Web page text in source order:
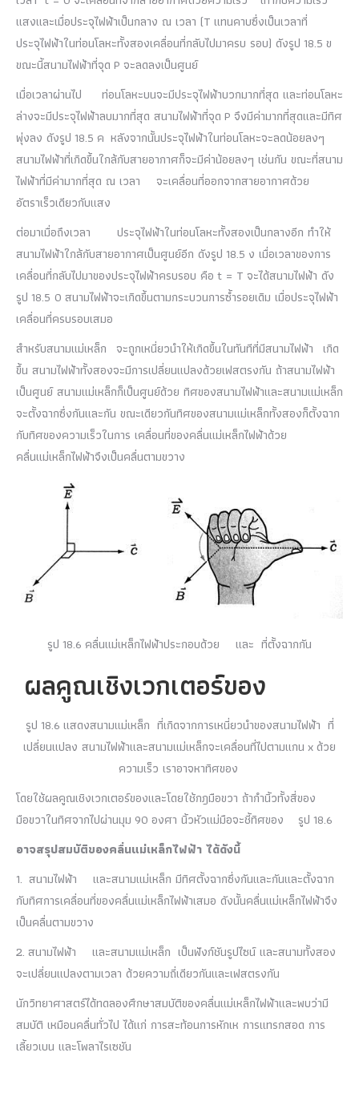
แสงและเมื่อประจุไฟฟ้าเป็นกลาง ณ เวลา (T แทนคาบซึ่งเป็นเวลาที่
ประจุไฟฟ้าในท่อนโลหะทั้งสองเคลื่อนที่กลับไปมาครบ รอบ) ดังรูป 18.5 ข
ขณะนี้สนามไฟฟ้าที่จุด P จะลดลงเป็นศูนย์
เมื่อเวลาผ่านไป
ท่อนโลหะบนจะมีประจุไฟฟ้าบวกมากที่สุด และท่อนโลหะ
ล่างจะมีประจุไฟฟ้าลบมากที่สุด สนามไฟฟ้าที่จุด P จึงมีค่ามากที่สุดและมีทิศ
พุ่งลง ดังรูป 18.5 ค หลังจากนั้นประจุไฟฟ้าในท่อนโลหะจะลดน้อยลงๆ
สนามไฟฟ้าที่เกิดขึ้นใกล้กับสายอากาศก็จะมีค่าน้อยลงๆ เช่นกัน ขณะที่สนาม
ไฟฟ้าที่มีค่ามากที่สุด ณ เวลา
จะเคลื่อนที่ออกจากสายอากาศด้วย
อัตราเร็วเดียวกับแสง
ต่อมาเมื่อถึงเวลา
ประจุไฟฟ้าในท่อนโลหะทั้งสองเป็นกลางอีก ทำให้
สนามไฟฟ้าใกล้กับสายอากาศเป็นศูนย์อีก ดังรูป 18.5 ง เมื่อเวลาของการ
เคลื่อนที่กลับไปมาของประจุไฟฟ้าครบรอบ คือ t = T จะได้สนามไฟฟ้า ดัง
รูป 18.5 0 สนามไฟฟ้าจะเกิดขึ้นตามกระบวนการซ้ำรอยเดิม เมื่อประจุไฟฟ้า
เคลื่อนที่ครบรอบเสมอ
สำหรับสนามแม่เหล็ก จะถูกเหนี่ยวนำให้เกิดขึ้นในทันทีที่มีสนามไฟฟ้า เกิด
ขึ้น สนามไฟฟ้าทั้งสองจะมีการเปลี่ยนแปลงด้วยเฟสตรงกัน ถ้าสนามไฟฟ้า
เป็นศูนย์ สนามแม่เหล็กก็เป็นศูนย์ด้วย ทิศของสนามไฟฟ้าและสนามแม่เหล็ก
จะตั้งฉากซึ่งกันและกัน ขณะเดียวกันทิศของสนามแม่เหล็กทั้งสองก็ตั้งฉาก
กับทิศของความเร็วในการ เคลื่อนที่ของคลื่นแม่เหล็กไฟฟ้าด้วย
คลื่นแม่เหล็กไฟฟ้าจึงเป็นคลื่นตามขวาง
รูป 18.6 คลื่นแม่เหล็กไฟฟ้าประกอบด้วย และ ที่ตั้งฉากกัน
ผลคูณเชิงเวกเตอร์ของ
รูป 18.6 แสดงสนามแม่เหล็ก ที่เกิดจากการเหนี่ยวนำของสนามไฟฟ้า ที่
เปลี่ยนแปลง สนามไฟฟ้าและสนามแม่เหล็กจะเคลื่อนที่ไปตามแกน xด้วย
ความเร็ว เราอาจหาทิศของ
โดยใช้ผลคูณเชิงเวกเตอร์ของและโดยใช้กฎมือขวา ถ้ากำนิ้วทั้งสี่ของ
มือขวาในทิศจากไปผ่านมุม 90 องศา นิ้วหัวแม่มือจะชี้ทิศของ รูป 18.6
อาจสรุปสมบัติของคลื่นแม่เหล็กไฟฟ้า ได้ดังนี้
1. สนามไฟฟ้า
และสนามแม่เหล็ก มีทิศตั้งฉากซึ่งกันและกันและตั้งฉาก
กับทิศการเคลื่อนที่ของคลื่นแม่เหล็กไฟฟ้าเสมอ ดังนั้นคลื่นแม่เหล็กไฟฟ้าจึง
เป็นคลื่นตามขวาง
2. สนามไฟฟ้า
และสนามแม่เหล็ก เป็นฟังก์ชันรูปไซน์ และสนามทั้งสอง
จะเปลี่ยนแปลงตามเวลา ด้วยความถี่เดียวกันและเฟสตรงกัน
นักวิทยาศาสตร์ได้ทดลองศึกษาสมบัติของคลื่นแม่เหล็กไฟฟ้าและพบว่ามี
สมบัติ เหมือนคลื่นทั่วไป ได้แก่ การสะท้อนการหักเห การแทรกสอด การ
เลี้ยวเบน และโพลาไรเซชัน